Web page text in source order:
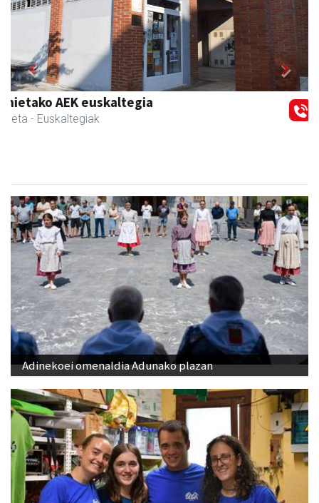
Guria
Urnieta - Jatetxeak
Previous Next
Adinekoei omenaldia Adunako plazan